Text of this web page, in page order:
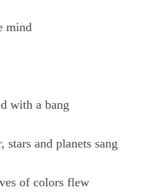
mind
with a bang
and planets sang
of colors flew